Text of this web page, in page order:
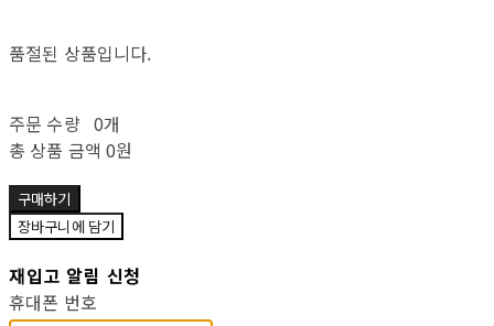
품절된 상품입니다.
주문 수량 0개
총 상품 금액 0원
구매하기
장바구니에 담기
재입고 알림 신청
휴대폰 번호